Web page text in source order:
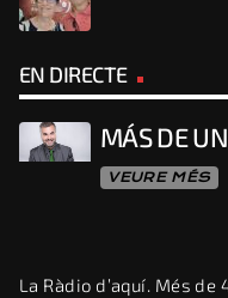
EN DIRECTE
MÁS DE
VEURE MÉS
La Ràdio d’aquí. Més